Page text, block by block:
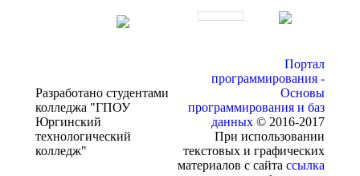
Разработано студентами
колледжа "ГПОУ
Юргинский
технологический
колледж"
Портал
программирования -
Основы
программирования и баз
данных © 2016-2017
При использовании
текстовых и графических
материалов с сайта ссылка